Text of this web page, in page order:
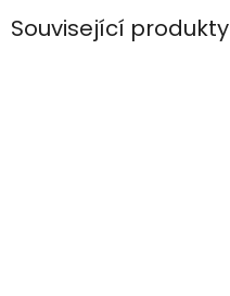
Související produkty